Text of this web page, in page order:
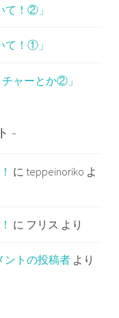
て！②」
て！①」
ャーとか②」
に teppeinoriko よ
に フリス より
ントの投稿者 より